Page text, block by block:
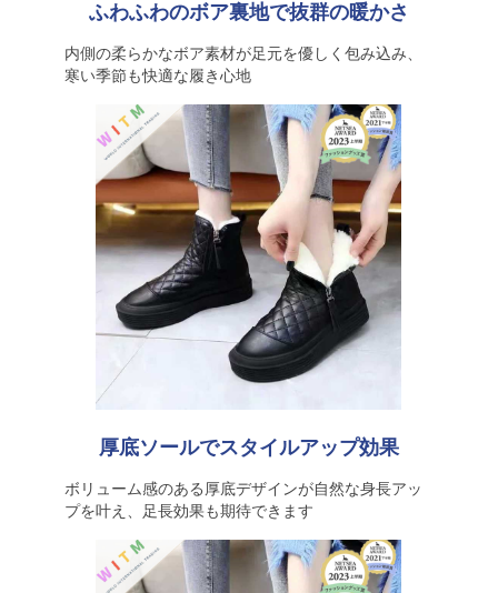
ふわふわのボア裏地で抜群の暖かさ
内側の柔らかなボア素材が足元を優しく包み込み、
寒い季節も快適な履き心地
厚底ソールでスタイルアップ効果
ボリューム感のある厚底デザインが自然な身長アッ
プを叶え、足長効果も期待できます